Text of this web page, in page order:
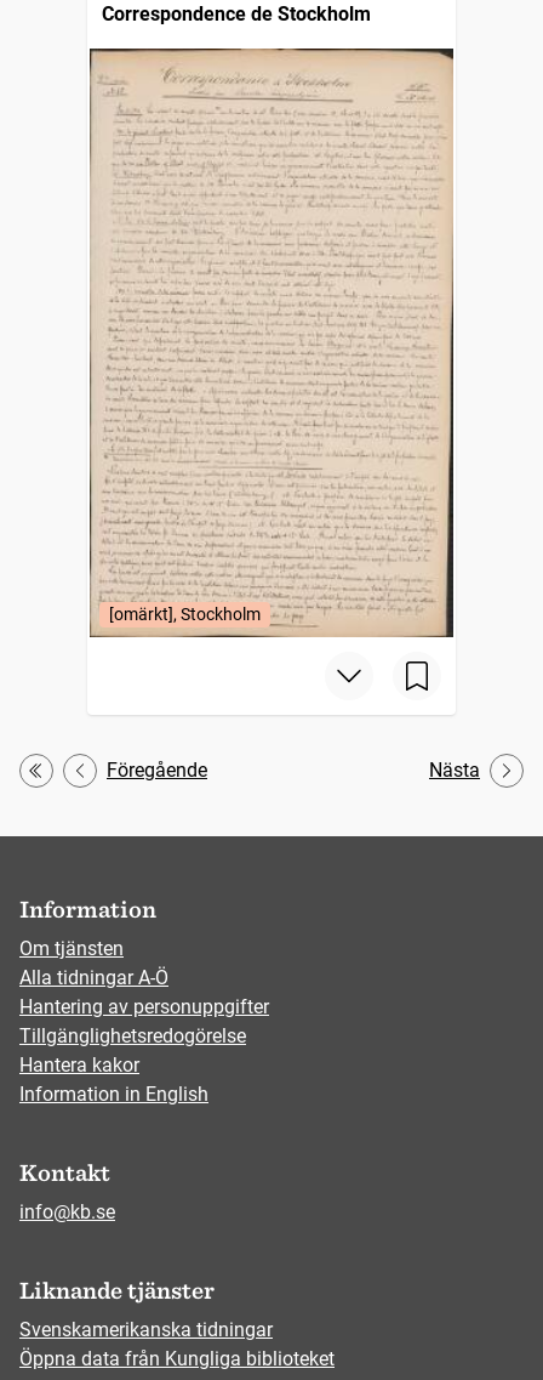
Correspondence de Stockholm
[omärkt], Stockholm
Första
Föregående Nästa
Information
Om tjänsten
Alla tidningar A-Ö
Hantering av personuppgifter
Tillgänglighetsredogörelse
Hantera kakor
Information in English
Kontakt
info@kb.se
Liknande tjänster
Svenskamerikanska tidningar
Öppna data från Kungliga biblioteket